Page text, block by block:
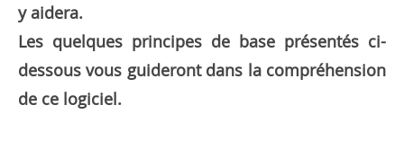
y aidera.
Les quelques principes de base présentés ci-
dessous vous guideront dans la compréhension
de ce logiciel.